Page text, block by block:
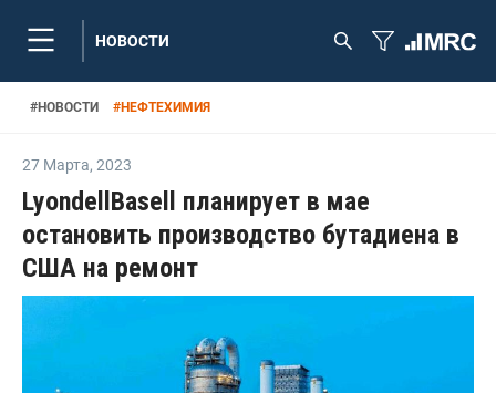
НОВОСТИ
#НОВОСТИ #НЕФТЕХИМИЯ
27 Марта, 2023
LyondellBasell планирует в мае
остановить производство бутадиена в
США на ремонт